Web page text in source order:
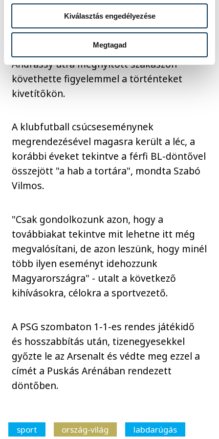
Kiválasztás engedélyezése
Megtagad
húszezer ember tekintette meg a BL-
döntőt, már két órával a kezdés előtt
megtelt a Hősök terén lévő szurkolói zóna
tízezer fővel, plusz tízezer ember pedig az
Andrássy útra megnyitott szakaszon
követhette figyelemmel a történteket
kivetítőkön.
A klubfutball csúcseseménynek
megrendezésével magasra került a léc, a
korábbi éveket tekintve a férfi BL-döntővel
összejött "a hab a tortára", mondta Szabó
Vilmos.
"Csak gondolkozunk azon, hogy a
továbbiakat tekintve mit lehetne itt még
megvalósítani, de azon leszünk, hogy minél
több ilyen eseményt idehozzunk
Magyarországra" - utalt a következő
kihívásokra, célokra a sportvezető.
A PSG szombaton 1-1-es rendes játékidő
és hosszabbítás után, tizenegyesekkel
győzte le az Arsenalt és védte meg ezzel a
címét a Puskás Arénában rendezett
döntőben.
sport ország-világ labdarúgás